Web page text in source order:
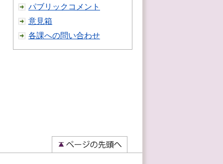
パブリックコメント
意見箱
各課への問い合わせ